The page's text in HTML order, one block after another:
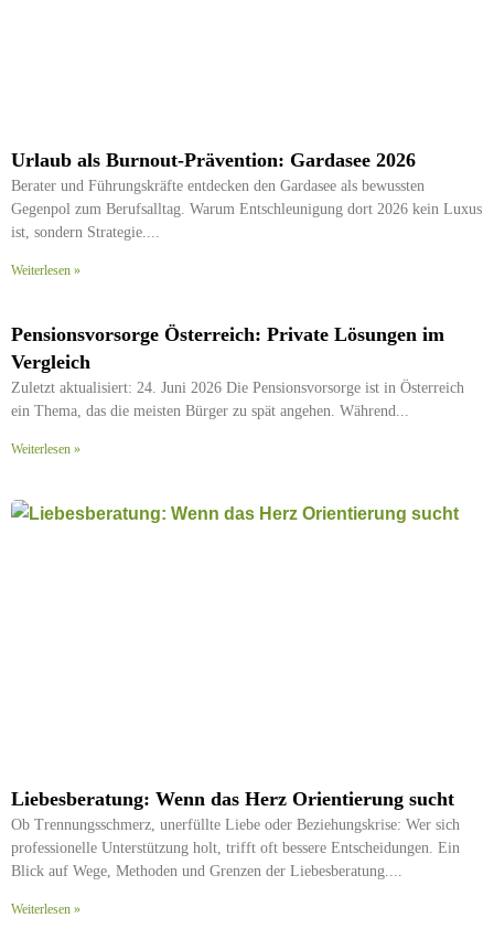
Urlaub als Burnout-Prävention: Gardasee 2026
Berater und Führungskräfte entdecken den Gardasee als bewussten
Gegenpol zum Berufsalltag. Warum Entschleunigung dort 2026 kein Luxus
ist, sondern Strategie.
Weiterlesen »
Pensionsvorsorge Österreich: Private Lösungen im
Vergleich
Zuletzt aktualisiert: 24. Juni 2026 Die Pensionsvorsorge ist in Österreich
ein Thema, das die meisten Bürger zu spät angehen. Während
Weiterlesen »
Liebesberatung: Wenn das Herz Orientierung sucht
Ob Trennungsschmerz, unerfüllte Liebe oder Beziehungskrise: Wer sich
professionelle Unterstützung holt, trifft oft bessere Entscheidungen. Ein
Blick auf Wege, Methoden und Grenzen der Liebesberatung.
Weiterlesen »